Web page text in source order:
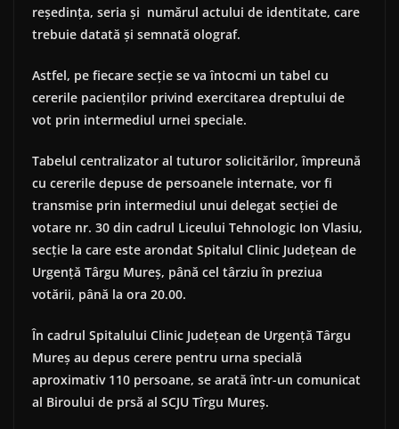
reşedinţa, seria şi numărul actului de identitate, care
trebuie datată şi semnată olograf.
Astfel, pe fiecare secţie se va întocmi un tabel cu
cererile pacienţilor privind exercitarea dreptului de
vot prin intermediul urnei speciale.
Tabelul centralizator al tuturor solicitărilor, împreună
cu cererile depuse de persoanele internate, vor fi
transmise prin intermediul unui delegat secţiei de
votare nr. 30 din cadrul Liceului Tehnologic Ion Vlasiu,
secţie la care este arondat Spitalul Clinic Judeţean de
Urgenţă Târgu Mureş, până cel târziu în preziua
votării, până la ora 20.00.
În cadrul Spitalului Clinic Judeţean de Urgenţă Târgu
Mureş au depus cerere pentru urna specială
aproximativ 110 persoane, se arată într-un comunicat
al Biroului de prsă al SCJU Tîrgu Mureş.